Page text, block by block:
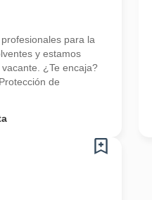
para la
y estamos
¿Te encaja?
de